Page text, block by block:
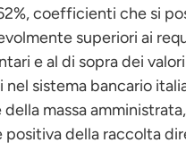
coefficienti che si
superiori ai
e al di sopra dei
nel sistema bancario
massa
positiva della raccolta